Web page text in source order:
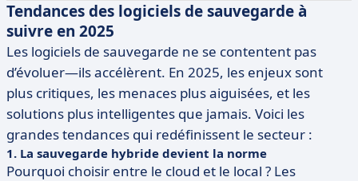
Tendances des logiciels de sauvegarde à
suivre en 2025
Les logiciels de sauvegarde ne se contentent pas
d’évoluer—ils accélèrent. En 2025, les enjeux sont
plus critiques, les menaces plus aiguisées, et les
solutions plus intelligentes que jamais. Voici les
grandes tendances qui redéfinissent le secteur :
1. La sauvegarde hybride devient la norme
Pourquoi choisir entre le cloud et le local ? Les